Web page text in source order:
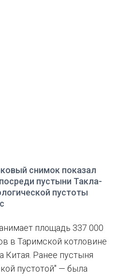
снимок показал
пустыни Такла-
пустоты
площадь 337 000
в Таримской котловине
Китая. Ранее пустыня
пустотой" — была